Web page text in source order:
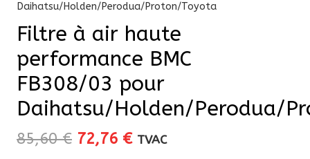
Daihatsu/Holden/Perodua/Proton/Toyota
Filtre à air haute
performance BMC
FB308/03 pour
Daihatsu/Holden/Perodua/
85,60€ Le
72,76 €Le
TVAC